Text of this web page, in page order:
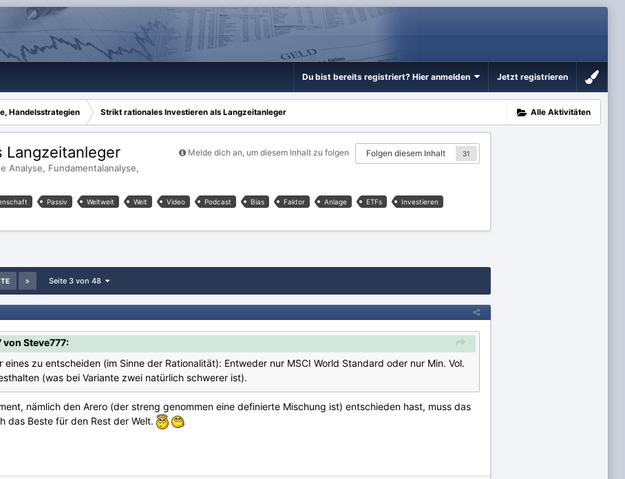
Du bist bereits registriert? Hier anmelden Jetzt registrieren
Alle Aktivitäten
Handelsstrategien Strikt rationales Investieren als Langzeitanleger
Melde dich an, um diesem Inhalt zu folgen Folgen diesem Inhalt 31
Langzeitanleger
Analyse, Fundamentalanalyse,
Passiv Weltweit Welt Video Podcast Bias Faktor Anlage ETFs
Investieren
Seite 3 von 48
von Steve777:
eines zu entscheiden (im Sinne der Rationalität): Entweder nur MSCI World Standard oder nur Min. Vol.
(was bei Variante zwei natürlich schwerer ist).
nämlich den Arero (der streng genommen eine definierte Mischung ist) entschieden hast, muss das
das Beste für den Rest der Welt.